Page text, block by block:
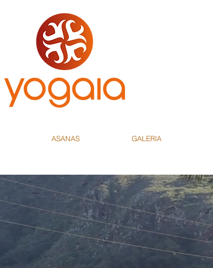
ASANAS GALERIA